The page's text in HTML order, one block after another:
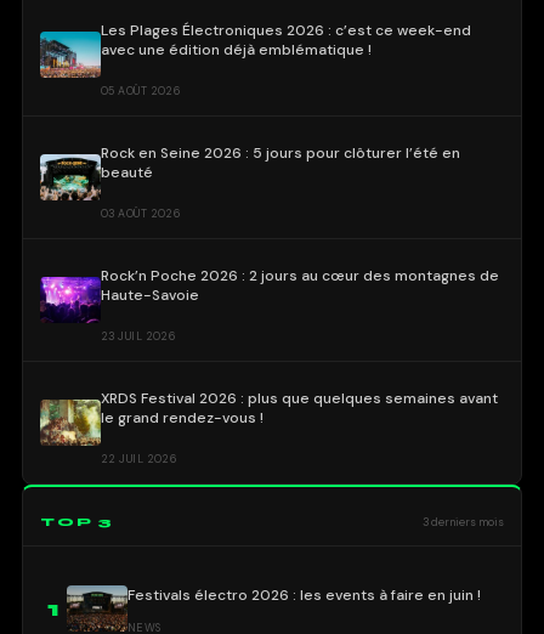
Les Plages Électroniques 2026 : c’est ce week-end
avec une édition déjà emblématique !
05 AOÛT 2026
Rock en Seine 2026 : 5 jours pour clôturer l’été en
beauté
03 AOÛT 2026
Rock’n Poche 2026 : 2 jours au cœur des montagnes de
Haute-Savoie
23 JUIL 2026
XRDS Festival 2026 : plus que quelques semaines avant
le grand rendez-vous !
22 JUIL 2026
TOP 3 3 derniers mois
1
Festivals électro 2026 : les events à faire en juin !
NEWS